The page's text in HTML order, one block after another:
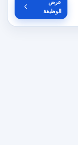
عرض
الوظيفة